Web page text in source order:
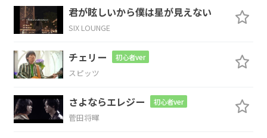
騙(かた) りで語るな
Am C
F G
君が眩しいから僕は星が見えない
SIX LOUNGE
チェリー 初心者ver
スピッツ
さよならエレジー 初心者ver
菅田将暉